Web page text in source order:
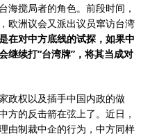
海搅局者的角色。前段时间，
欧洲议会又派出议员窜访台湾
在对中方底线的试探，如果中
继续打“台湾牌”，将其当成对
政权以及插手中国内政的做
方的反击箭在弦上了。近日，
由制裁中企的行为，中方同样